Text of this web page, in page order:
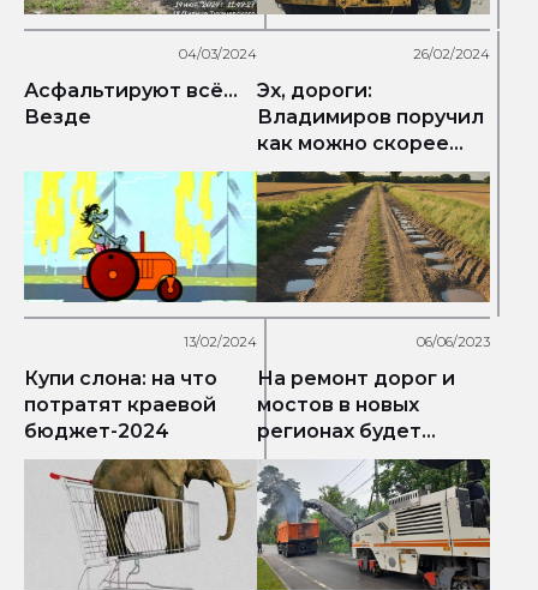
04/03/2024
Асфальтируют всё...
Везде
26/02/2024
Эх, дороги:
Владимиров поручил
как можно скорее
начать ямочный
ремонт
13/02/2024
Купи слона: на что
потратят краевой
бюджет-2024
06/06/2023
На ремонт дорог и
мостов в новых
регионах будет
направлено 75 млрд
рублей